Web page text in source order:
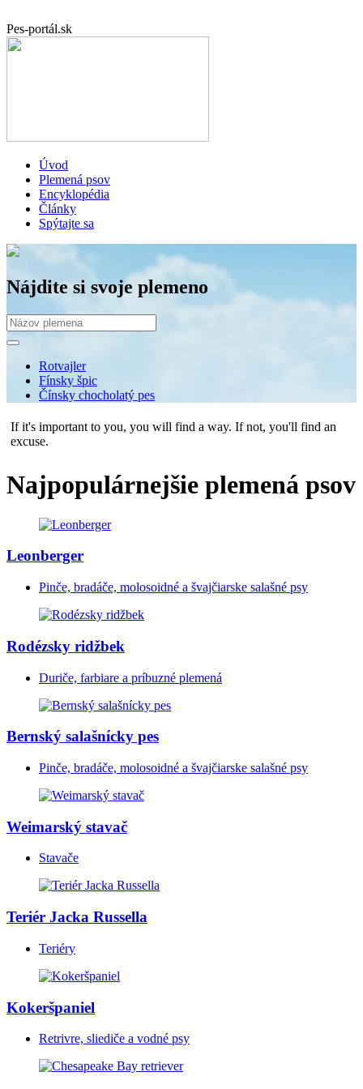
Pes-portál.sk
Úvod
Plemená psov
Encyklopédia
Články
Spýtajte sa
Nájdite si svoje plemeno
Rotvajler
Fínsky špic
Čínsky chocholatý pes
If it's important to you, you will find a way. If not, you'll find an
excuse.
Najpopulárnejšie plemená psov
Leonberger
Pinče, bradáče, molosoidné a švajčiarske salašné psy
Rodézsky ridžbek
Duriče, farbiare a príbuzné plemená
Bernský salašnícky pes
Pinče, bradáče, molosoidné a švajčiarske salašné psy
Weimarský stavač
Stavače
Teriér Jacka Russella
Teriéry
Kokeršpaniel
Retrivre, sliediče a vodné psy